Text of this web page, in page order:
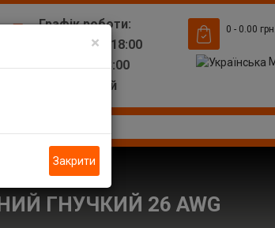
Графік роботи:
Пн-Пт: 9:00-18:00
Сб: 10:00-13:00
Нд: Вихідний
0 - 0.00 грн.
ГНУЧКИЙ 26 AWG
×
Закрити